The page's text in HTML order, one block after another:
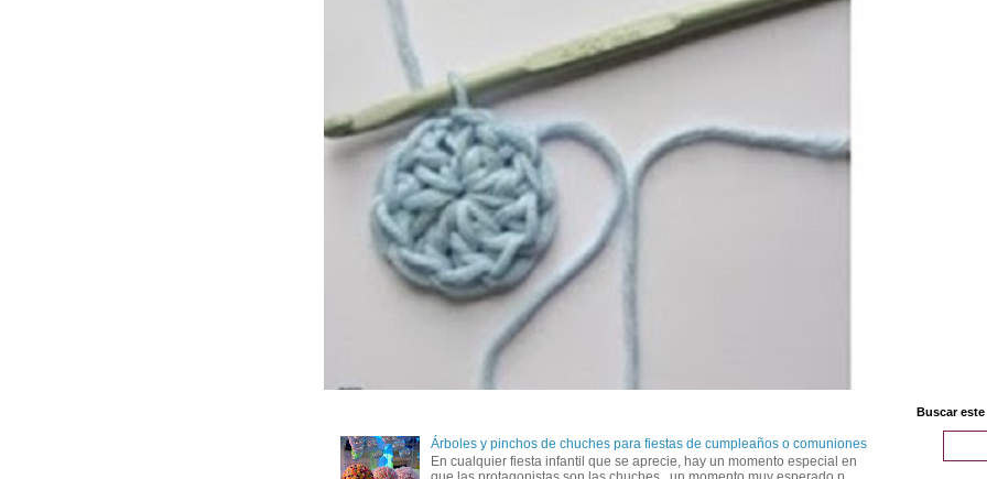
Árboles y pinchos de chuches para fiestas de cumpleaños o comuniones
En cualquier fiesta infantil que se aprecie, hay un momento especial en
Buscar